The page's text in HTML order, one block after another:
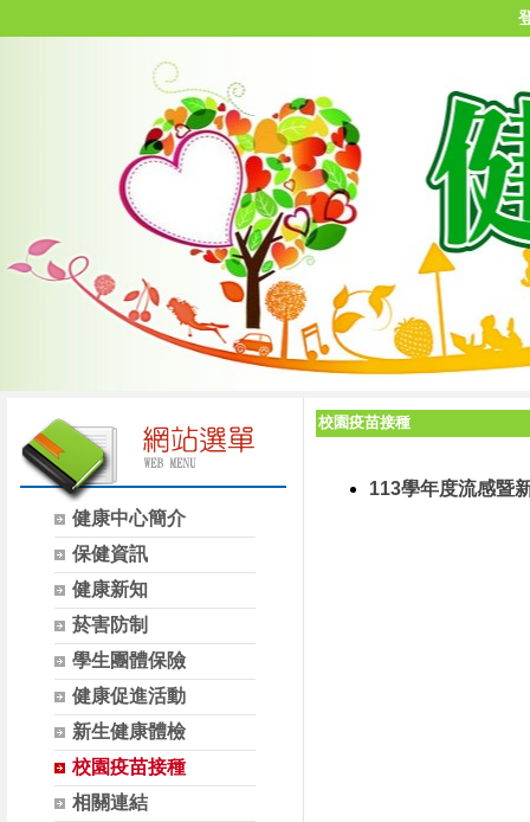
健康中心簡介
保健資訊
健康新知
菸害防制
學生團體保險
健康促進活動
新生健康體檢
校園疫苗接種
相關連結
校園疫苗接種
113學年度流感暨